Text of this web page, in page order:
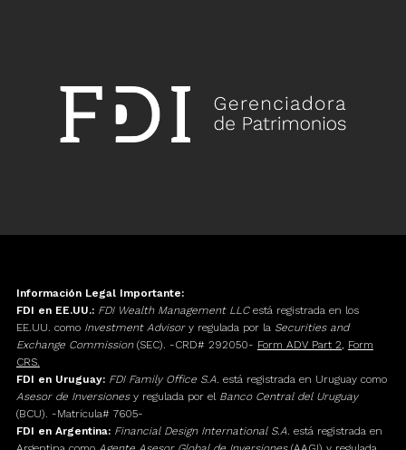
Información Legal Importante:
FDI en EE.UU.: FDI Wealth Management LLCestá registrada en los
EE.UU. como Investment Advisory regulada por la Securities and
Exchange Commission(SEC). -CRD# 292050- Form ADV Part 2, Form
CRS.
FDI en Uruguay: FDI Family Office S.A. está registrada en Uruguay como
Asesor de Inversionesy regulada por el Banco Central del Uruguay
(BCU). -Matrícula# 7605-
FDI en Argentina: Financial Design International S.A. está registrada en